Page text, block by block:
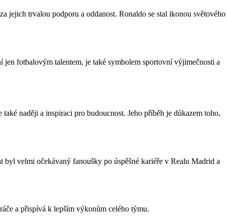
jejich trvalou podporu a oddanost. Ronaldo se stal ikonou světového
jen fotbalovým talentem, je také symbolem sportovní výjimečnosti a
naději a inspiraci pro budoucnost. Jeho příběh je důkazem toho,
velmi očekávaný fanoušky po úspěšné kariéře v Realu Madrid a
a přispívá k lepším výkonům celého týmu.